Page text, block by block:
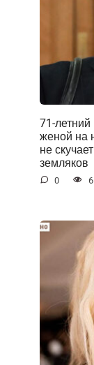
71-
женой на
не
земляков
0